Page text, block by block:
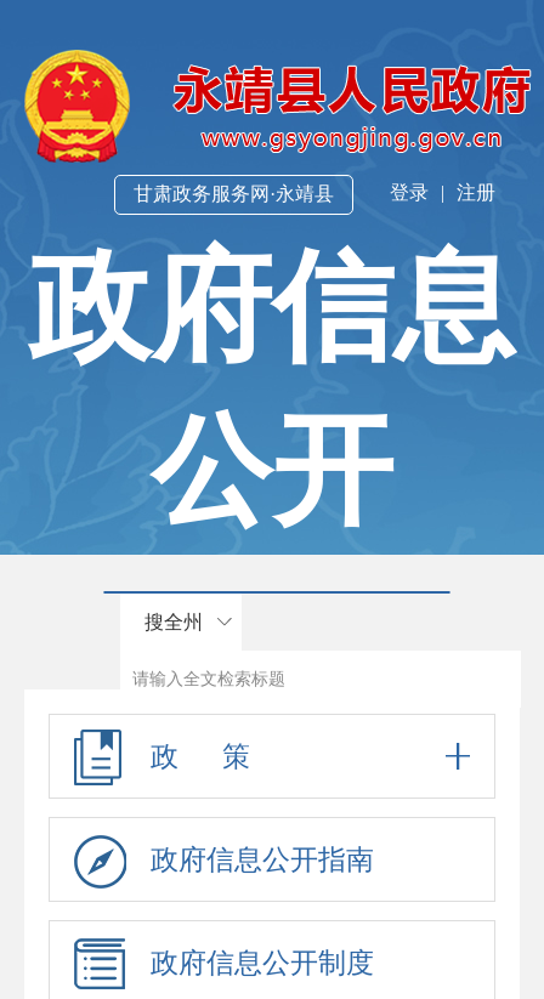
登录 | 注册
甘肃政务服务网·永靖县
政府信息
公开
搜全州
政 策
政府信息公开指南
政府信息公开制度